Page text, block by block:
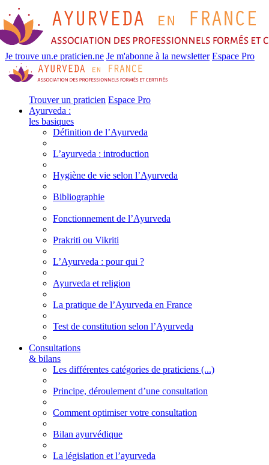
Je trouve un.e praticien.ne Je m'abonne à la newsletter Espace Pro
Trouver un praticien Espace Pro
Ayurveda :
les basiques
Définition de l’Ayurveda
L’ayurveda : introduction
Hygiène de vie selon l’Ayurveda
Bibliographie
Fonctionnement de l’Ayurveda
Prakriti ou Vikriti
L’Ayurveda : pour qui ?
Ayurveda et religion
La pratique de l’Ayurveda en France
Test de constitution selon l’Ayurveda
Consultations
& bilans
Les différentes catégories de praticiens (...)
Principe, déroulement d’une consultation
Comment optimiser votre consultation
Bilan ayurvédique
La législation et l’ayurveda